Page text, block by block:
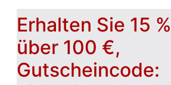
Erhalten Sie 15
über 100 €,
Gutscheincode: